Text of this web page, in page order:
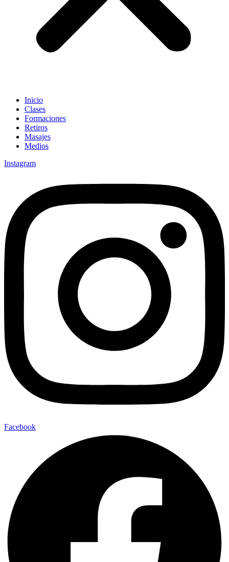
Inicio
Clases
Formaciones
Retiros
Masajes
Medios
Instagram
Facebook